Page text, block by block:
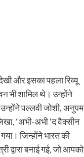
और इसका पहला रिव्यू
भी शामिल थे। उन्होंने
पल्लवी जोशी, अनुपम
‘अभी-अभी ‘द वैक्सीन
जिन्होंने भारत की
द्वारा बनाई गई, जो आपको